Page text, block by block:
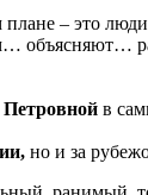
– это люди
Петровной в
но и за